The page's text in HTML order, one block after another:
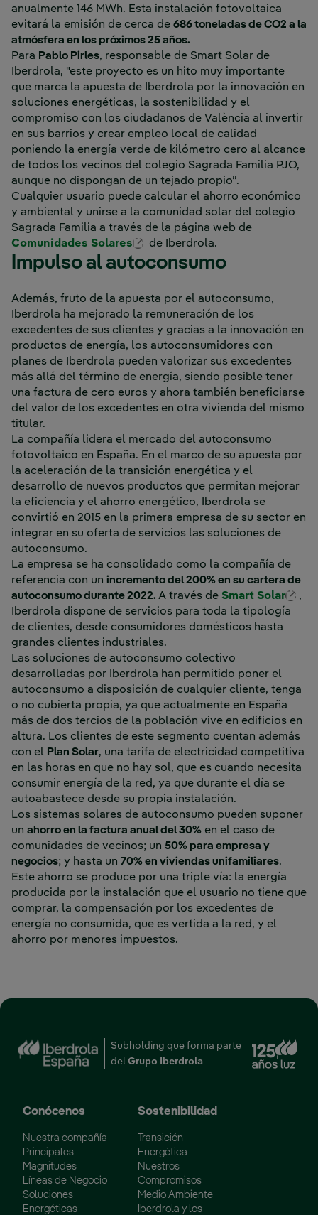
anualmente 146 MWh. Esta instalación fotovoltaica
evitará la emisión de cerca de 686 toneladas de CO2 a la
atmósfera en los próximos 25 años.
Para Pablo Pirles, responsable de Smart Solar de
Iberdrola, "este proyecto es un hito muy importante
que marca la apuesta de Iberdrola por la innovación en
soluciones energéticas, la sostenibilidad y el
compromiso con los ciudadanos de València al invertir
en sus barrios y crear empleo local de calidad
poniendo la energía verde de kilómetro cero al alcance
de todos los vecinos del colegio Sagrada Familia PJO,
aunque no dispongan de un tejado propio”.
Cualquier usuario puede calcular el ahorro económico
y ambiental y unirse a la comunidad solar del colegio
Sagrada Familia a través de la página web de
Comunidades Solares
Enlace externo, se abre en
de Iberdrola.
Impulso al autoconsumo
Además, fruto de la apuesta por el autoconsumo,
Iberdrola ha mejorado la remuneración de los
excedentes de sus clientes y gracias a la innovación en
productos de energía, los autoconsumidores con
planes de Iberdrola pueden valorizar sus excedentes
más allá del término de energía, siendo posible tener
una factura de cero euros y ahora también beneficiarse
del valor de los excedentes en otra vivienda del mismo
titular.
La compañía lidera el mercado del autoconsumo
fotovoltaico en España. En el marco de su apuesta por
la aceleración de la transición energética y el
desarrollo de nuevos productos que permitan mejorar
la eficiencia y el ahorro energético, Iberdrola se
convirtió en 2015 en la primera empresa de su sector en
integrar en su oferta de servicios las soluciones de
autoconsumo.
La empresa se ha consolidado como la compañía de
referencia con un incremento del 200% en su cartera de
autoconsumo durante 2022. A través de Smart Solar
,
Iberdrola dispone de servicios para toda la tipología
de clientes, desde consumidores domésticos hasta
grandes clientes industriales.
Las soluciones de autoconsumo colectivo
desarrolladas por Iberdrola han permitido poner el
autoconsumo a disposición de cualquier cliente, tenga
o no cubierta propia, ya que actualmente en España
más de dos tercios de la población vive en edificios en
altura. Los clientes de este segmento cuentan además
con el Plan Solar, una tarifa de electricidad competitiva
en las horas en que no hay sol, que es cuando necesita
consumir energía de la red, ya que durante el día se
autoabastece desde su propia instalación.
Los sistemas solares de autoconsumo pueden suponer
un ahorro en la factura anual del 30% en el caso de
comunidades de vecinos; un 50% para empresa y
negocios; y hasta un 70% en viviendas unifamiliares.
Este ahorro se produce por una triple vía: la energía
producida por la instalación que el usuario no tiene que
comprar, la compensación por los excedentes de
energía no consumida, que es vertida a la red, y el
ahorro por menores impuestos.
Subholding que forma parte
del Grupo Iberdrola
Conócenos
Nuestra compañía
Principales
Magnitudes
Líneas de Negocio
Soluciones
Energéticas
Sostenibilidad
Transición
Energética
Nuestros
Compromisos
Medio Ambiente
Iberdrola y los